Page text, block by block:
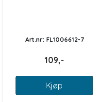
Art.nr: FL1006612-7
109,-
Kjøp